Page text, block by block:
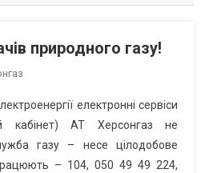
природного газу!
електронні сервіси
кабінет) АТ Херсонгаз не
газу – несе цілодобове
– 104, 050 49 49 224,